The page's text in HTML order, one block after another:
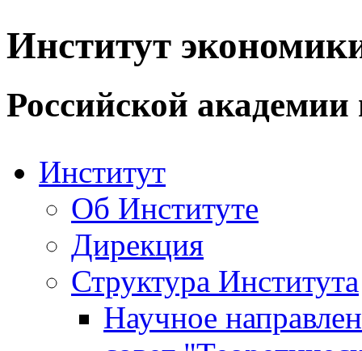
Институт
Российской академии
Институт
Об Институте
Дирекция
Структура Института
Научное